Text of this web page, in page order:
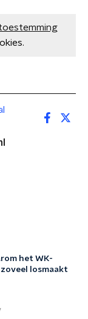
het WK-
losmaakt